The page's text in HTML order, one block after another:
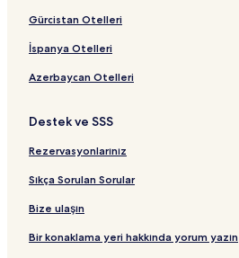
Gürcistan Otelleri
İspanya Otelleri
Azerbaycan Otelleri
Destek ve SSS
Rezervasyonlarınız
Sıkça Sorulan Sorular
Bize ulaşın
Bir konaklama yeri hakkında yorum yazın